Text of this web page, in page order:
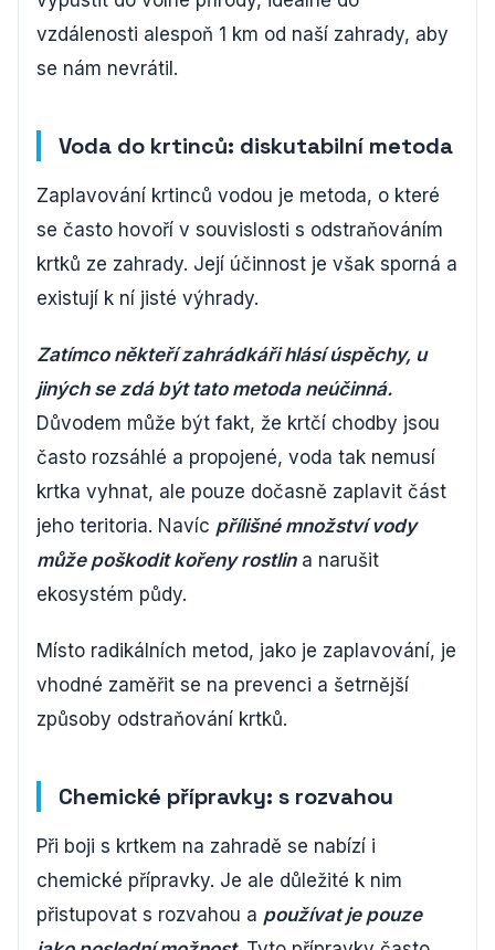
vzdálenosti alespoň 1 km od naší zahrady, aby
se nám nevrátil.
Voda do krtinců: diskutabilní metoda
Zaplavování krtinců vodou je metoda, o které
se často hovoří v souvislosti s odstraňováním
krtků ze zahrady. Její účinnost je však sporná a
existují k ní jisté výhrady.
Zatímco někteří zahrádkáři hlásí úspěchy, u
jiných se zdá být tato metoda neúčinná.
Důvodem může být fakt, že krtčí chodby jsou
často rozsáhlé a propojené, voda tak nemusí
krtka vyhnat, ale pouze dočasně zaplavit část
jeho teritoria. Navíc přílišné množství vody
může poškodit kořeny rostlina narušit
ekosystém půdy.
Místo radikálních metod, jako je zaplavování, je
vhodné zaměřit se na prevenci a šetrnější
způsoby odstraňování krtků.
Chemické přípravky: s rozvahou
Při boji s krtkem na zahradě se nabízí i
chemické přípravky. Je ale důležité k nim
přistupovat s rozvahou a používat je pouze